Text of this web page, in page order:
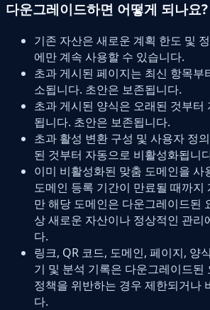
다운그레이드하면 어떻게 되나요?
기존 자산은 새로운 계획 한도 및
에만 계속 사용할 수 있습니다.
초과 게시된 페이지는 최신 항목부
소됩니다. 초안은 보존됩니다.
초과 게시된 양식은 오래된 것부터
됩니다. 초안은 보존됩니다.
초과 활성 변환 구성 및 사용자 정
된 것부터 자동으로 비활성화됩니
이미 비활성화된 맞춤 도메인을 사
도메인 등록 기간이 만료될 때까지
만 해당 도메인은 다운그레이드된
상 새로운 자산이나 정상적인 관리
다.
링크, QR 코드, 도메인, 페이지, 양
기 및 분석 기록은 다운그레이드된
정책을 위반하는 경우 제한되거나
다.